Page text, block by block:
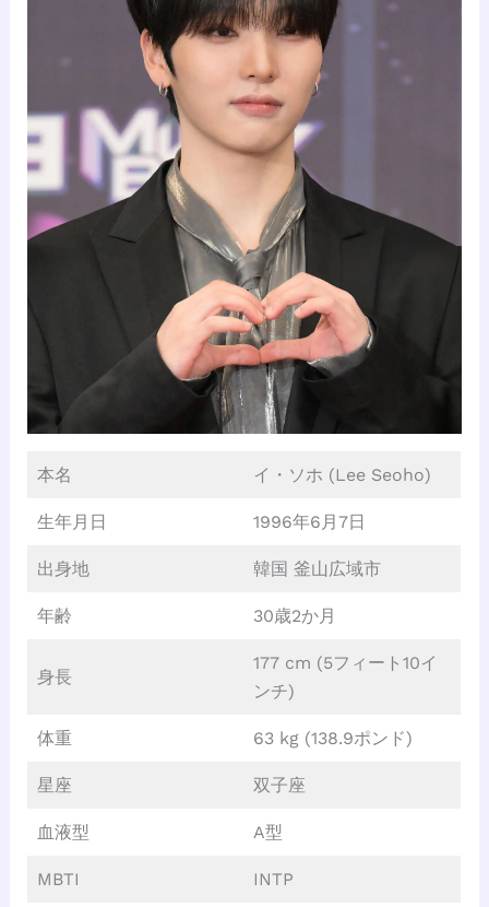
本名 イ・ソホ (Lee Seoho)
生年月日 1996年6月7日
出身地 韓国 釜山広域市
年齢 30歳2か月
身長
177 cm (5フィート10イ
ンチ)
体重 63 kg (138.9ポンド)
星座 双子座
血液型 A型
MBTI INTP